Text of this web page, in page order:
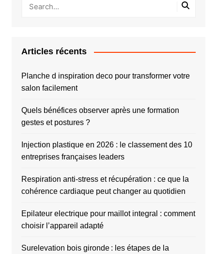
Articles récents
Planche d inspiration deco pour transformer votre
salon facilement
Quels bénéfices observer après une formation
gestes et postures ?
Injection plastique en 2026 : le classement des 10
entreprises françaises leaders
Respiration anti-stress et récupération : ce que la
cohérence cardiaque peut changer au quotidien
Epilateur electrique pour maillot integral : comment
choisir l’appareil adapté
Surelevation bois gironde : les étapes de la